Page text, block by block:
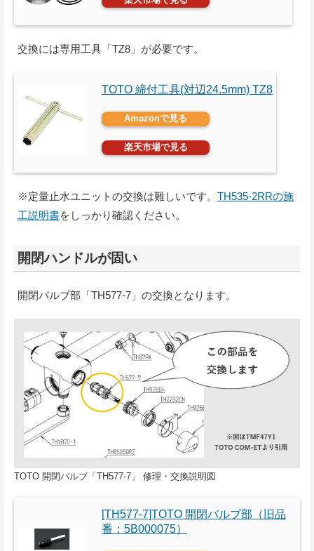
交換には専用工具「TZ8」が必要です。
TOTO 締付工具(対辺24.5mm) TZ8
Amazonで見る
楽天市場で見る
※定量止水ユニットの交換は難しいです。 TH535-2RRの施
工説明書をしっかり確認ください。
開閉ハンドルが固い
開閉バルブ部「TH577-7」の交換となります。
TOTO 開閉バルブ「TH577-7」 修理・交換説明図
[TH577-7]TOTO 開閉バルブ部（旧品
番：5B000075）